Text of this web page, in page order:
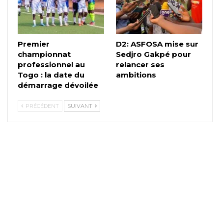
Premier
championnat
professionnel au
Togo : la date du
démarrage dévoilée
D2: ASFOSA mise sur
Sedjro Gakpé pour
relancer ses
ambitions
PRÉCÉDENT SUIVANT